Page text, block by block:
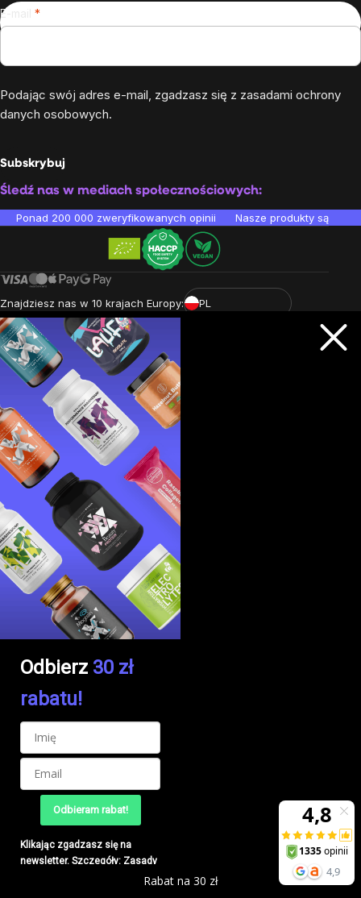
E-mail
Podając swój adres e-mail, zgadzasz się z zasadami ochrony
danych osobowych.
Subskrybuj
Śledź nas w mediach społecznościowych:
Ponad 200 000 zweryfikowanych opinii Nasze produkty są
Znajdziesz nas w 10 krajach Europy:
PL
Copyright
2026BrainMarket.pl. Wszelkie prawa zastrzeżone.
Zasady przetwarzania danych osobowych
Stworzone przez Shoptet Premium
Rabat na 30 zł
Odbierz 30 zł
rabatu!
Odbieram rabat!
Klikając zgadzasz się na
newsletter. Szczegóły: Zasady